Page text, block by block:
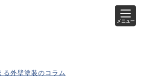
メニュー
る外壁塗装のコラム